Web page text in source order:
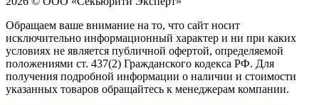
Обращаем ваше внимание на то, что сайт носит
исключительно информационный характер и ни при каких
условиях не является публичной офертой, определяемой
положениями ст. 437(2) Гражданского кодекса РФ. Для
получения подробной информации о наличии и стоимости
указанных товаров обращайтесь к менеджерам компании.